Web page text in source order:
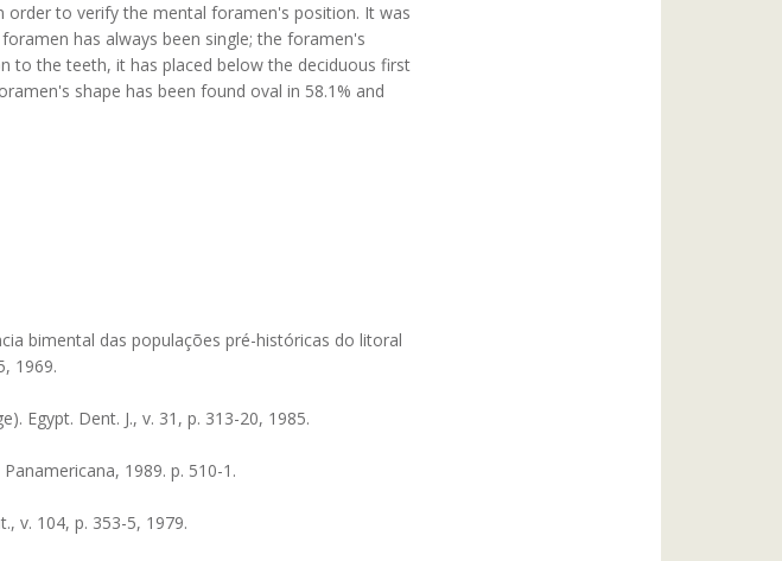
order to verify the mental foramen's position. It was
has always been single; the foramen's
to the teeth, it has placed below the deciduous first
shape has been found oval in 58.1% and
bimental das populações pré-históricas do litoral
1969.
Egypt. Dent. J., v. 31, p. 313-20, 1985.
1989. p. 510-1.
v. 104, p. 353-5, 1979.